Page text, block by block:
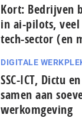
Kort: Bedrijven
in ai-pilots,
tech-sector (en
DIGITALE
SSC-ICT, Dictu
samen aan
werkomgeving